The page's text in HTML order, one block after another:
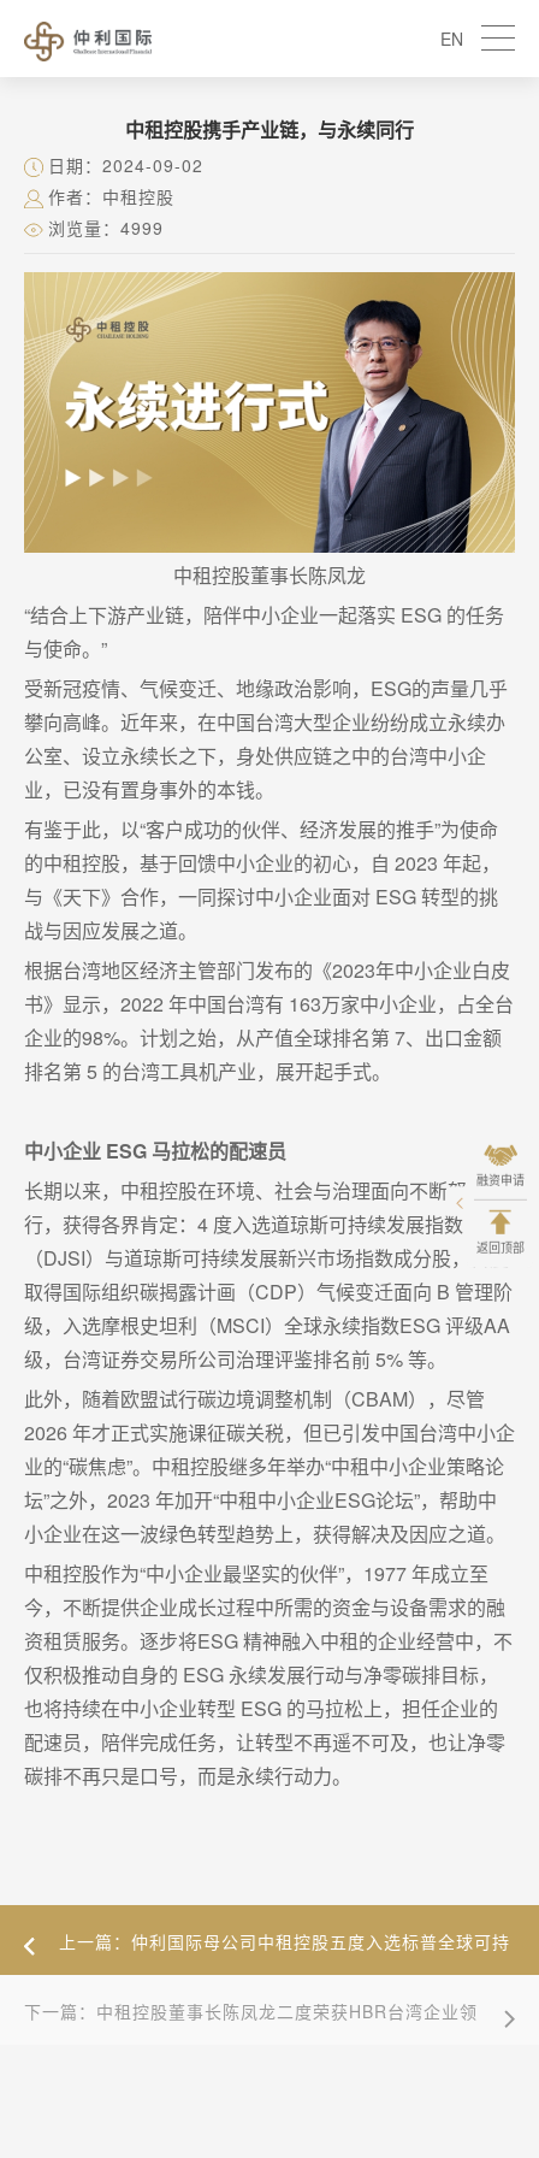
EN
中租控股携手产业链，与永续同行
日期：2024-09-02
作者：中租控股
浏览量：4999
中租控股董事长陈凤龙
“结合上下游产业链，陪伴中小企业一起落实 ESG 的任务
与使命。”
受新冠疫情、气候变迁、地缘政治影响，ESG的声量几乎
攀向高峰。近年来，在中国台湾大型企业纷纷成立永续办
公室、设立永续长之下，身处供应链之中的台湾中小企
业，已没有置身事外的本钱。
有鉴于此，以“客户成功的伙伴、经济发展的推手”为使命
的中租控股，基于回馈中小企业的初心，自 2023 年起，
与《天下》合作，一同探讨中小企业面对 ESG 转型的挑
战与因应发展之道。
根据台湾地区经济主管部门发布的《2023年中小企业白皮
书》显示，2022 年中国台湾有 163万家中小企业，占全台
企业的98%。计划之始，从产值全球排名第 7、出口金额
排名第 5 的台湾工具机产业，展开起手式。
中小企业 ESG 马拉松的配速员
长期以来，中租控股在环境、社会与治理面向不断努力前
行，获得各界肯定：4 度入选道琼斯可持续发展指数
（DJSI）与道琼斯可持续发展新兴市场指数成分股，首度
取得国际组织碳揭露计画（CDP）气候变迁面向 B 管理阶
级，入选摩根史坦利（MSCI）全球永续指数ESG 评级AA
级，台湾证券交易所公司治理评鉴排名前 5% 等。
此外，随着欧盟试行碳边境调整机制（CBAM），尽管
2026 年才正式实施课征碳关税，但已引发中国台湾中小企
业的“碳焦虑”。中租控股继多年举办“中租中小企业策略论
坛”之外，2023 年加开“中租中小企业ESG论坛”，帮助中
小企业在这一波绿色转型趋势上，获得解决及因应之道。
中租控股作为“中小企业最坚实的伙伴”，1977 年成立至
今，不断提供企业成长过程中所需的资金与设备需求的融
资租赁服务。逐步将ESG 精神融入中租的企业经营中，不
仅积极推动自身的 ESG 永续发展行动与净零碳排目标，
也将持续在中小企业转型 ESG 的马拉松上，担任企业的
配速员，陪伴完成任务，让转型不再遥不可及，也让净零
碳排不再只是口号，而是永续行动力。
上一篇：仲利国际母公司中租控股五度入选标普全球可持
续发展年鉴
下一篇：中租控股董事长陈凤龙二度荣获HBR台湾企业领
融资申请
返回顶部